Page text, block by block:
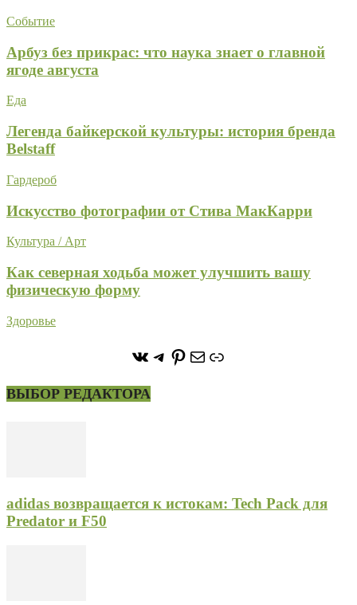
Событие
Арбуз без прикрас: что наука знает о главной
ягоде августа
Еда
Легенда байкерской культуры: история бренда
Belstaff
Гардероб
Искусство фотографии от Стива МакКарри
Культура / Арт
Как северная ходьба может улучшить вашу
физическую форму
Здоровье
https://vk.com/
https://t.me/stoneforest
https://
ПочтаСсылка
ВЫБОР РЕДАКТОРА
adidas возвращается к истокам: Tech Pack для
Predator и F50